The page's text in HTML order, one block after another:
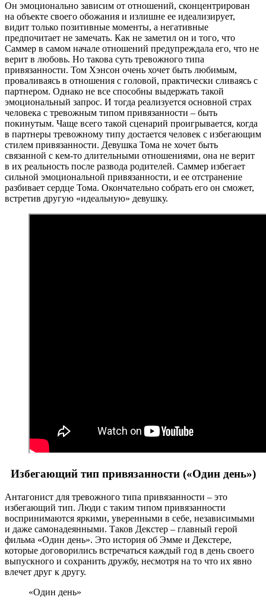
Он эмоционально зависим от отношений, сконцентрирован
на объекте своего обожания и излишне ее идеализирует,
видит только позитивные моменты, а негативные
предпочитает не замечать. Как не заметил он и того, что
Саммер в самом начале отношений предупреждала его, что не
верит в любовь. Но такова суть тревожного типа
привязанности. Том Хэнсон очень хочет быть любимым,
проваливаясь в отношения с головой, практически сливаясь с
партнером. Однако не все способны выдержать такой
эмоциональный запрос. И тогда реализуется основной страх
человека с тревожным типом привязанности – быть
покинутым. Чаще всего такой сценарий проигрывается, когда
в партнеры тревожному типу достается человек с избегающим
стилем привязанности. Девушка Тома не хочет быть
связанной с кем-то длительными отношениями, она не верит
в их реальность после развода родителей. Саммер избегает
сильной эмоциональной привязанности, и ее отстранение
разбивает сердце Тома. Окончательно собрать его он сможет,
встретив другую «идеальную» девушку.
Избегающий тип привязанности («Один день»)
Антагонист для тревожного типа привязанности – это
избегающий тип. Люди с таким типом привязанности
воспринимаются яркими, уверенными в себе, независимыми
и даже самонадеянными. Таков Декстер – главный герой
фильма «Один день». Это история об Эмме и Декстере,
которые договорились встречаться каждый год в день своего
выпускного и сохранить дружбу, несмотря на то что их явно
влечет друг к другу.
«Один день»